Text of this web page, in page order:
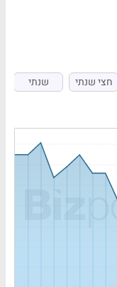
חצי שנתי שנתי